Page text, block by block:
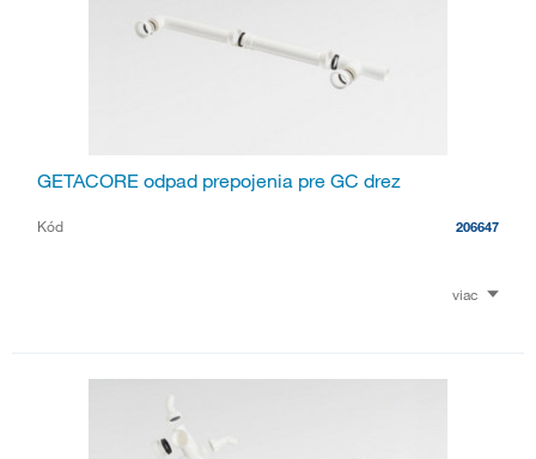
GETACORE odpad prepojenia pre GC drez
Kód 206647
viac